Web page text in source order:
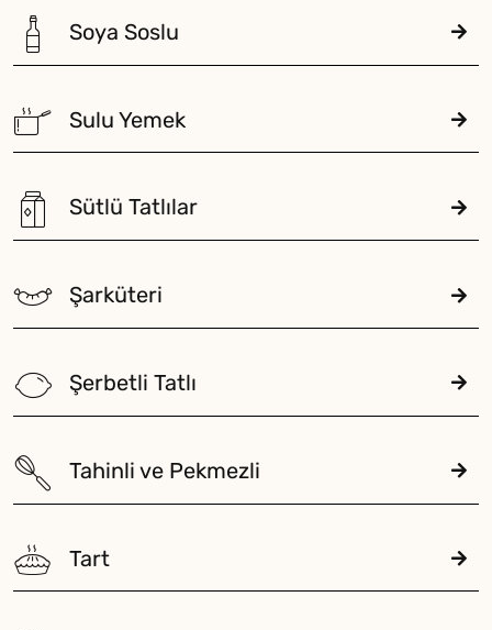
Soya Soslu
Sulu Yemek
Sütlü Tatlılar
Şarküteri
Şerbetli Tatlı
Tahinli ve Pekmezli
Tart